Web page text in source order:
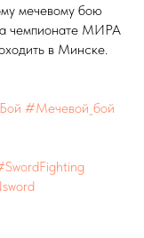
мечевому бою
чемпионате МИРА
в Минске.
#Мечевой_бой